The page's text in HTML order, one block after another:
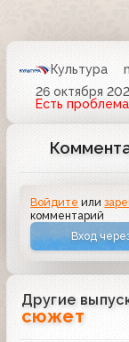
Культура
26 октября
Есть
Войдите или
комментарий
Вход
Другие
сюжет